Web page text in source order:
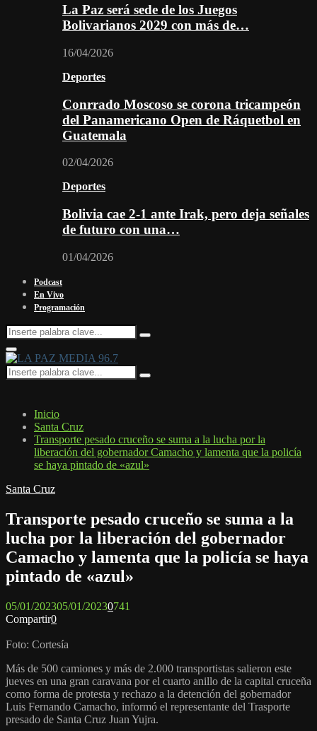
La Paz será sede de los Juegos
Bolivarianos 2029 con más de…
16/04/2026
Deportes
Conrrado Moscoso se corona tricampeón
del Panamericano Open de Ráquetbol en
Guatemala
02/04/2026
Deportes
Bolivia cae 2-1 ante Irak, pero deja señales
de futuro con una…
01/04/2026
Podcast
En Vivo
Programación
Search
for:
Search
Facebook
Twitter
Instagram
Youtube
Email
Twitch
Whatsapp
Primary
Menu
Search
for:
Search
Inicio
Santa Cruz
Transporte pesado cruceño se suma a la lucha por la
liberación del gobernador Camacho y lamenta que la policía
se haya pintado de «azul»
Santa Cruz
Transporte pesado cruceño se suma a la
lucha por la liberación del gobernador
Camacho y lamenta que la policía se haya
pintado de «azul»
05/01/202305/01/20230741
Compartir0
Foto: Cortesía
Más de 500 camiones y más de 2.000 transportistas salieron este
jueves en una gran caravana por el cuarto anillo de la capital cruceña
como forma de protesta y rechazo a la detención del gobernador
Luis Fernando Camacho, informó el representante del Trasporte
presado de Santa Cruz Juan Yujra.